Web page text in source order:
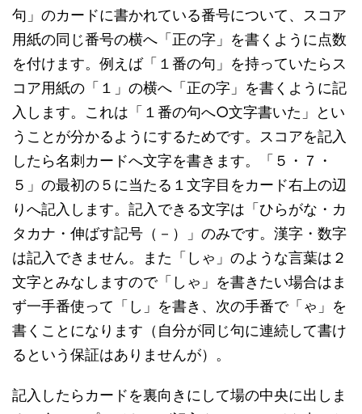
句」のカードに書かれている番号について、スコア
用紙の同じ番号の横へ「正の字」を書くように点数
を付けます。例えば「１番の句」を持っていたらス
コア用紙の「１」の横へ「正の字」を書くように記
入します。これは「１番の句へ○文字書いた」とい
うことが分かるようにするためです。スコアを記入
したら名刺カードへ文字を書きます。「５・７・
５」の最初の５に当たる１文字目をカード右上の辺
りへ記入します。記入できる文字は「ひらがな・カ
タカナ・伸ばす記号（－）」のみです。漢字・数字
は記入できません。また「しゃ」のような言葉は２
文字とみなしますので「しゃ」を書きたい場合はま
ず一手番使って「し」を書き、次の手番で「ゃ」を
書くことになります（自分が同じ句に連続して書け
るという保証はありませんが）。
記入したらカードを裏向きにして場の中央に出しま